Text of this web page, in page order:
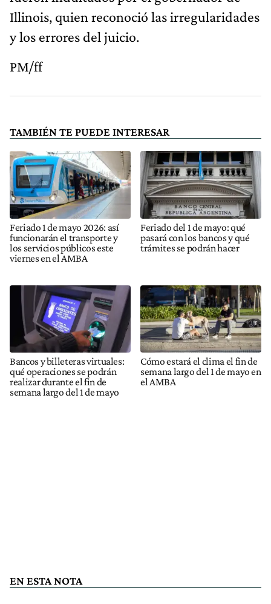
Illinois, quien reconoció las irregularidades
y los errores del juicio.
PM/ff
TAMBIÉN TE PUEDE INTERESAR
Feriado 1 de mayo 2026: así
funcionarán el transporte y
los servicios públicos este
viernes en el AMBA
Feriado del 1 de mayo: qué
pasará con los bancos y qué
trámites se podrán hacer
Bancos y billeteras virtuales:
qué operaciones se podrán
realizar durante el fin de
semana largo del 1 de mayo
Cómo estará el clima el fin de
semana largo del 1 de mayo en
el AMBA
EN ESTA NOTA